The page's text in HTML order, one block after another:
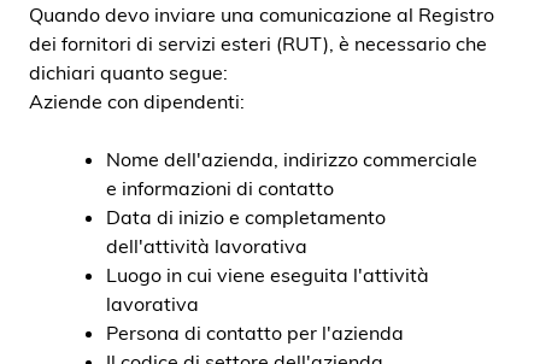
Quando devo inviare una comunicazione al Registro
dei fornitori di servizi esteri (RUT), è necessario che
dichiari quanto segue:
Aziende con dipendenti:
Nome dell'azienda, indirizzo commerciale
e informazioni di contatto
Data di inizio e completamento
dell'attività lavorativa
Luogo in cui viene eseguita l'attività
lavorativa
Persona di contatto per l'azienda